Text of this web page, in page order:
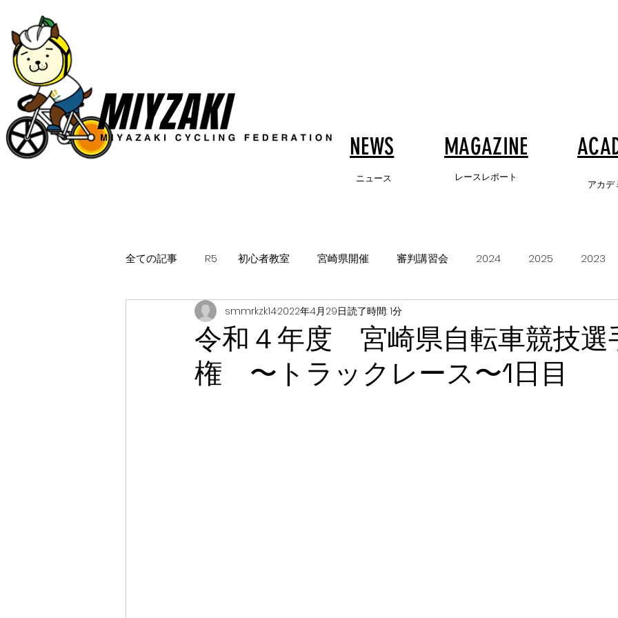
NEWS
ニュース
MAGAZINE
レースレポート
アカデ
全ての記事 R5 初心者教室 宮崎県開催 審判講習会 2024 2025 2023
令和４年度 宮崎県自転車競技選
権 〜トラックレース〜1日目
smmrkzk142022年4月29日読了時間: 1分